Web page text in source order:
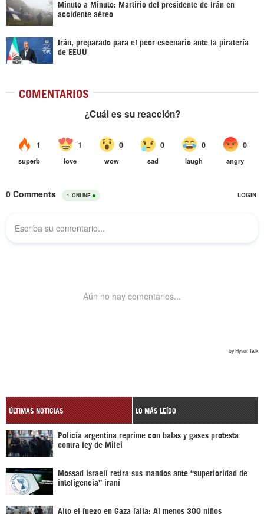
Minuto a Minuto: Martirio del presidente de Irán en
accidente aéreo
Irán, preparado para el peor escenario ante la piratería
de EEUU
COMENTARIOS
ÚLTIMAS NOTICIAS LO MÁS LEÍDO
Policía argentina reprime con balas y gases protesta
contra ley de Milei
Mossad israelí retira sus mandos ante “superioridad de
inteligencia” iraní
Alto el fuego en Gaza falla: Al menos 300 niños